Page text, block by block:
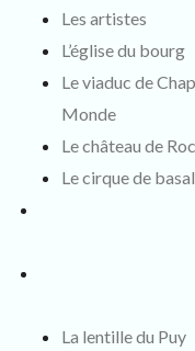
Les artistes
L’église du bourg
Le viaduc de
Monde
Le château de
Le cirque de
La lentille du Puy